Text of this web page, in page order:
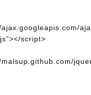
ajax.googleapis.com/
script>